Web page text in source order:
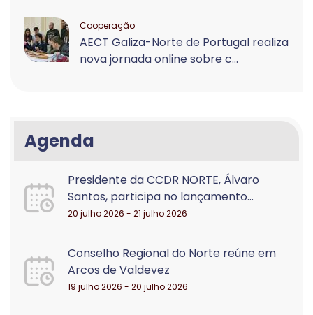
Cooperação
AECT Galiza-Norte de Portugal realiza
nova jornada online sobre c...
Agenda
Presidente da CCDR NORTE, Álvaro
Santos, participa no lançamento...
20 julho 2026 - 21 julho 2026
Conselho Regional do Norte reúne em
Arcos de Valdevez
19 julho 2026 - 20 julho 2026